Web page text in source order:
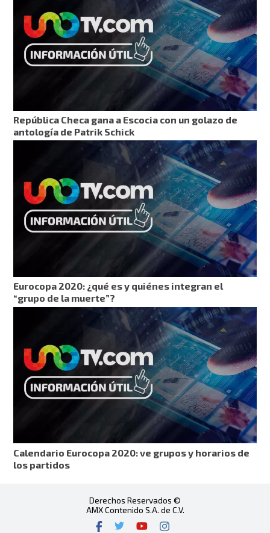
República Checa gana a Escocia con un golazo de
antología de Patrik Schick
Eurocopa 2020: ¿qué es y quiénes integran el
“grupo de la muerte”?
Calendario Eurocopa 2020: ve grupos y horarios de
los partidos
Derechos Reservados ©
AMX Contenido S.A. de C.V.